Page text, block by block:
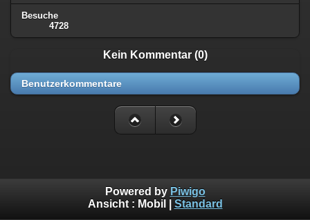
Besuche
4728
Kein Kommentar (0)
Benutzerkommentare
Powered by Piwigo
Ansicht : Mobil Standard